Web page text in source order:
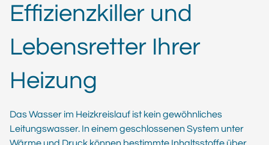
Effizienzkiller und
Lebensretter Ihrer
Heizung
Das Wasser im Heizkreislauf ist kein gewöhnliches
Leitungswasser. In einem geschlossenen System unter